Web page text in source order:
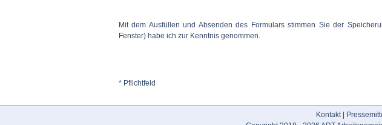
Mit dem Ausfüllen und Absenden des Formulars stimmen Sie der
Fenster)habe ich zur Kenntnis genommen.
* Pflichtfeld
Kontakt|